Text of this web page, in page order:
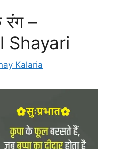
रंग –
Shayari
Kalaria